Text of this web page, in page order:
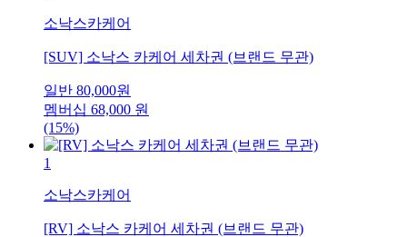
소낙스카케어
[SUV] 소낙스 카케어 세차권 (브랜드 무관)
일반 80,000원
멤버십 68,000 원
(15%)
1
소낙스카케어
[RV] 소낙스 카케어 세차권 (브랜드 무관)